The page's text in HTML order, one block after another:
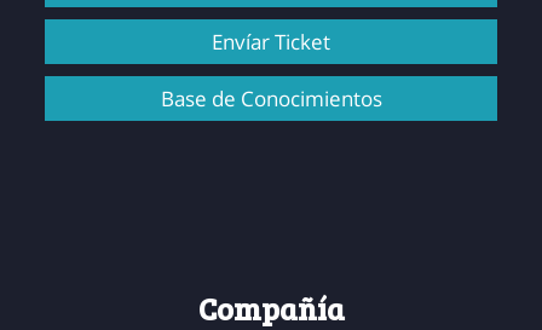
Envíar Ticket
Base de Conocimientos
Compañía